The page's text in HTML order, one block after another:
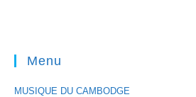
Menu
MUSIQUE DU CAMBODGE